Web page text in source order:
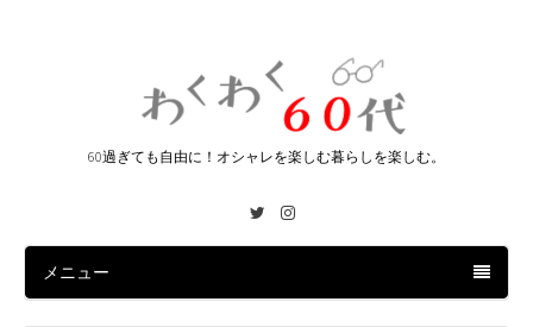
60過ぎても自由に！オシャレを楽しむ暮らしを楽しむ。
TwitterInstagram
メニュー